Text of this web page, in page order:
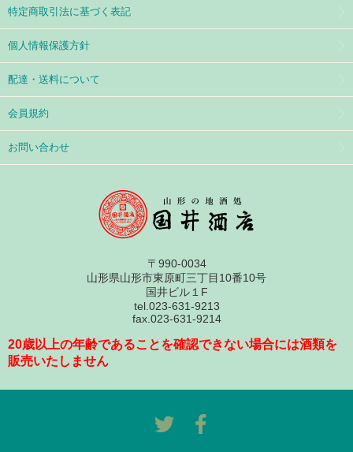
特定商取引法に基づく表記
個人情報保護方針
配達・送料について
会員規約
お問い合わせ
〒990-0034
山形県山形市東原町三丁目10番10号
国井ビル１F
tel.023-631-9213
fax.023-631-9214
20歳以上の年齢であることを確認できない場合には酒類を
販売いたしません